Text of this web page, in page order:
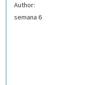
Author:
semana 6